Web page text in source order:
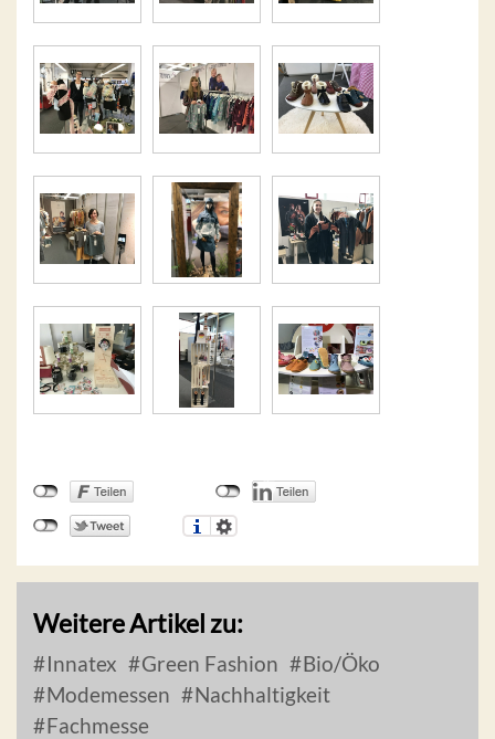
Weitere Artikel zu:
Innatex Green Fashion
Bio/Öko
Modemessen
Nachhaltigkeit
Fachmesse